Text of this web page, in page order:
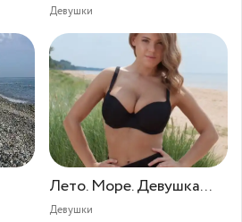
Девушки
Лето. Море. Девушка...
Девушки